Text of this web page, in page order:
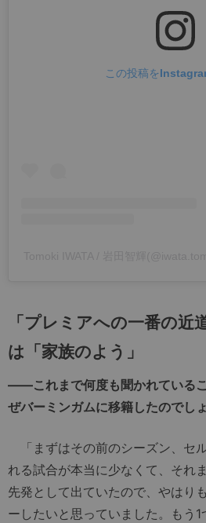
この投稿を
「プレミアへの一番の近
は「家族のよう」
――これまで何度も聞かれている
ぜバーミンガムに移籍したのでし
「まずはその前のシーズン、セ
れる試合が本当に少なくて、それ
先発として出ていたので、やはり
ーしたいと思っていました。もう